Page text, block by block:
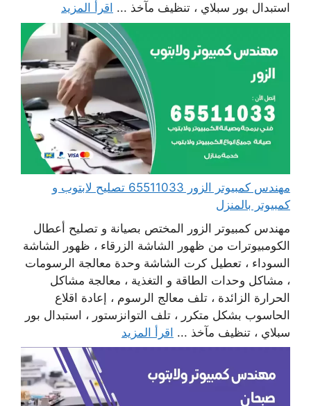
استبدال بور سبلاي ، تنظيف مآخذ ... اقرأ المزيد
مهندس كمبيوتر الزور 65511033 تصليح لابتوب و
كمبيوتر بالمنزل
مهندس كمبيوتر الزور المختص بصيانة و تصليح أعطال
الكومبيوترات من ظهور الشاشة الزرقاء ، ظهور الشاشة
السوداء ، تعطيل كرت الشاشة وحدة معالجة الرسومات
، مشاكل وحدات الطاقة و التغذية ، معالجة مشاكل
الحرارة الزائدة ، تلف معالج الرسوم ، إعادة اقلاع
الحاسوب بشكل متكرر ، تلف التوانزستور ، استبدال بور
سبلاي ، تنظيف مآخذ ... اقرأ المزيد